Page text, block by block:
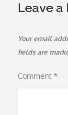
Leave a
Your email
fields are
Comment *